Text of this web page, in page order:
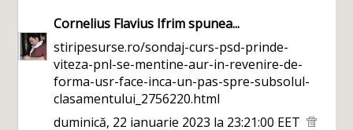
Cornelius Flavius Ifrimspunea...
stiripesurse.ro/sondaj-curs-psd-prinde-
viteza-pnl-se-mentine-aur-in-revenire-de-
forma-usr-face-inca-un-pas-spre-subsolul-
clasamentului_2756220.html
duminică, 22 ianuarie 2023 la 23:21:00 EET